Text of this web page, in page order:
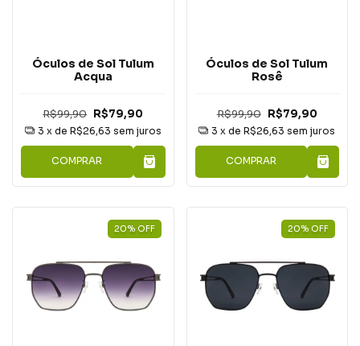
Óculos de Sol Tulum
Acqua
R$99,90 R$79,90
3 x de R$26,63 sem juros
COMPRAR
Óculos de Sol Tulum
Rosê
R$99,90 R$79,90
3 x deR$26,63 sem juros
COMPRAR
20% OFF 20% OFF